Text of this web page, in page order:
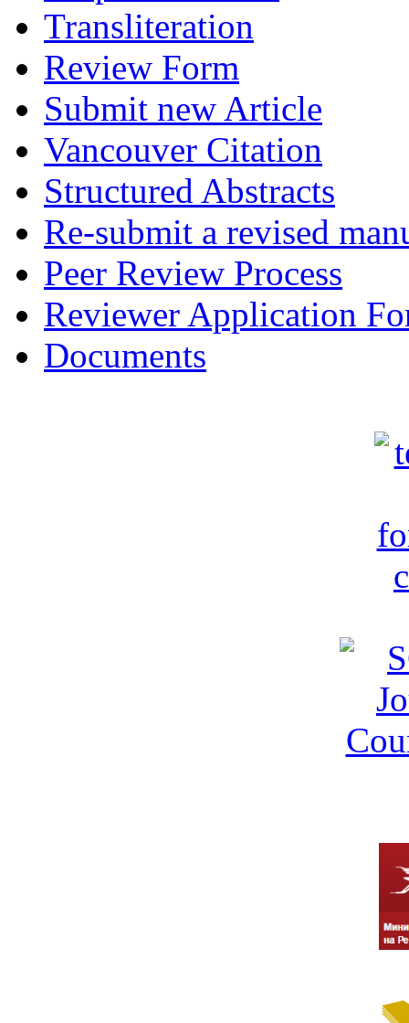
Transliteration
Review Form
Submit new Article
Vancouver Citation
Structured Abstracts
Re-submit a revised
Peer Review Process
Reviewer Application
Documents